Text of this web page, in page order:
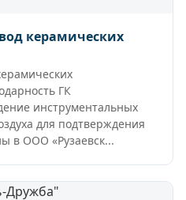
керамических
ГК
инструментальных
для подтверждения
в ООО «Рузаевск...